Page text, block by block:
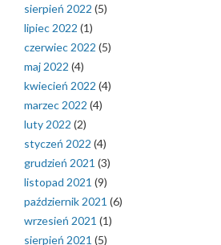
sierpień 2022 (5)
lipiec 2022 (1)
czerwiec 2022 (5)
maj 2022 (4)
kwiecień 2022 (4)
marzec 2022 (4)
luty 2022 (2)
styczeń 2022 (4)
grudzień 2021 (3)
listopad 2021 (9)
październik 2021 (6)
wrzesień 2021 (1)
sierpień 2021 (5)